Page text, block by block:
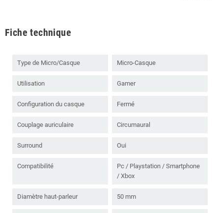
Fiche technique
Type de Micro/Casque Micro-Casque
Utilisation Gamer
Configuration du casque Fermé
Couplage auriculaire Circumaural
Surround Oui
Compatibilité
Pc / Playstation / Smartphone
/ Xbox
Diamètre haut-parleur 50 mm